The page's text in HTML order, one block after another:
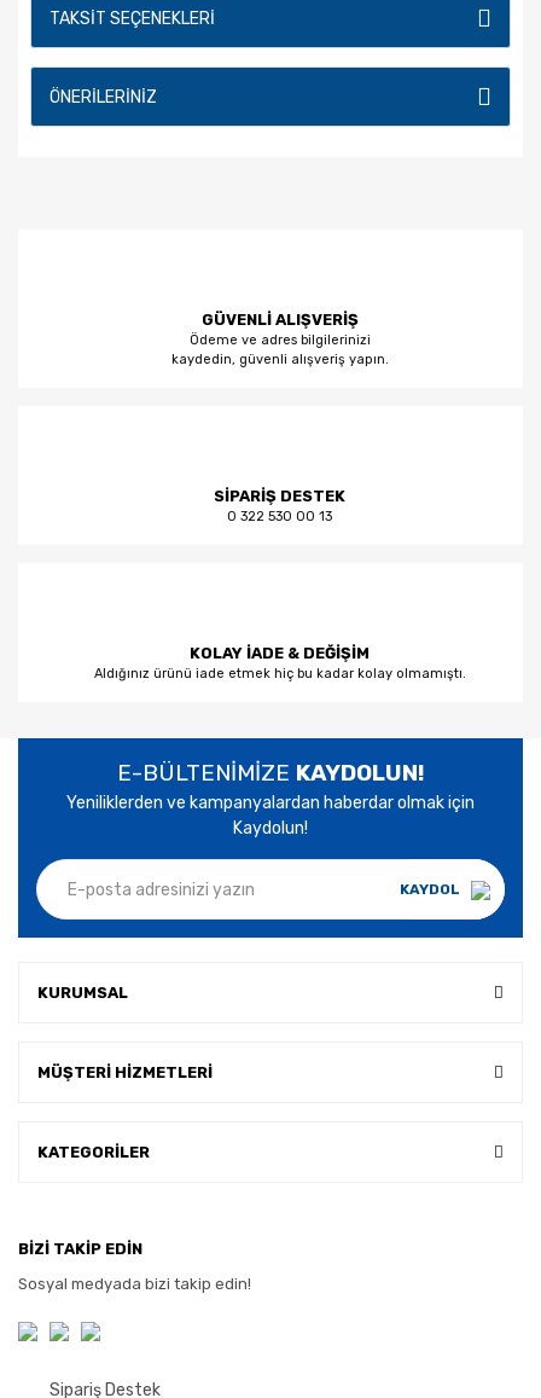
TAKSIT SEÇENEKLERI
ÖNERILERINIZ
GÜVENLİ ALIŞVERİŞ
Ödeme ve adres bilgilerinizi
kaydedin, güvenli alışveriş yapın.
SİPARİŞ DESTEK
0 322 530 00 13
KOLAY İADE & DEĞİŞİM
Aldığınız ürünü iade etmek hiç bu kadar kolay olmamıştı.
E-BÜLTENİMİZE KAYDOLUN!
Yeniliklerden ve kampanyalardan haberdar olmak için
Kaydolun!
KAYDOL
KURUMSAL
MÜŞTERİ HİZMETLERİ
KATEGORİLER
BİZİ TAKİP EDİN
Sosyal medyada bizi takip edin!
Sipariş Destek